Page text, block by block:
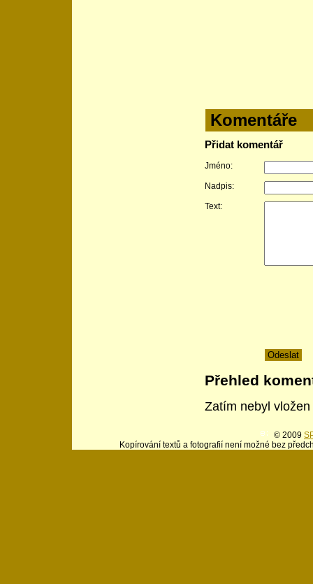
Komentáře
Přidat komentář
Jméno:
Nadpis:
Text:
Přehled
Zatím nebyl
© 2009
Kopírování textů a fotografií není možné bez